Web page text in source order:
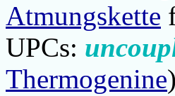
Atmungskette
UPCs:
Thermogenine